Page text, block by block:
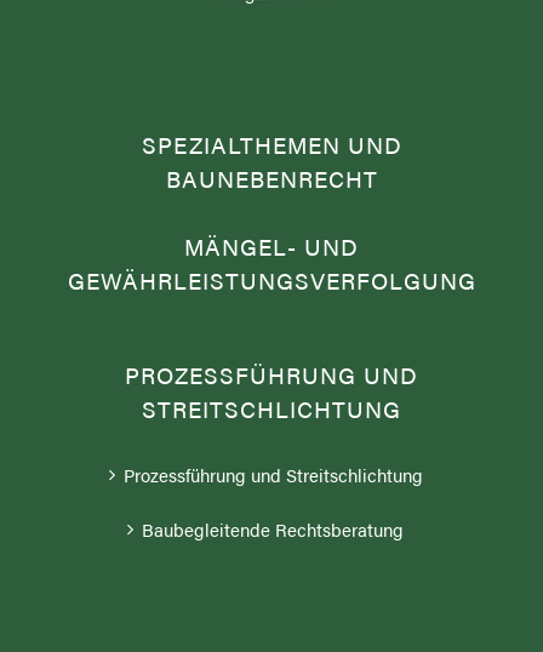
SPEZIALTHEMEN UND
BAUNEBENRECHT
MÄNGEL- UND
GEWÄHRLEISTUNGSVERFOLGUNG
PROZESSFÜHRUNG UND
STREITSCHLICHTUNG
Prozessführung und Streitschlichtung
Baubegleitende Rechtsberatung